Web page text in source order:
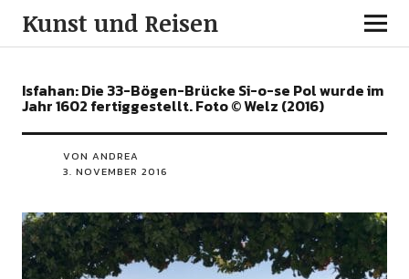
Kunst und Reisen
Isfahan: Die 33-Bögen-Brücke Si-o-se Pol wurde im
Jahr 1602 fertiggestellt. Foto © Welz (2016)
VON ANDREA
3. NOVEMBER 2016